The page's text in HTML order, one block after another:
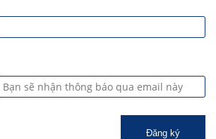
Đăng ký